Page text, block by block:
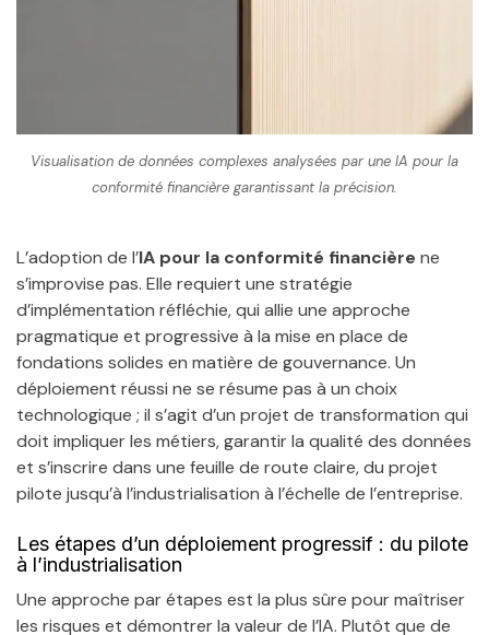
Visualisation de données complexes analysées par une IA pour la
conformité financière garantissant la précision.
L’adoption de l’IA pour la conformité financière ne
s’improvise pas. Elle requiert une stratégie
d’implémentation réfléchie, qui allie une approche
pragmatique et progressive à la mise en place de
fondations solides en matière de gouvernance. Un
déploiement réussi ne se résume pas à un choix
technologique ; il s’agit d’un projet de transformation qui
doit impliquer les métiers, garantir la qualité des données
et s’inscrire dans une feuille de route claire, du projet
pilote jusqu’à l’industrialisation à l’échelle de l’entreprise.
Les étapes d’un déploiement progressif : du pilote
à l’industrialisation
Une approche par étapes est la plus sûre pour maîtriser
les risques et démontrer la valeur de l’IA. Plutôt que de